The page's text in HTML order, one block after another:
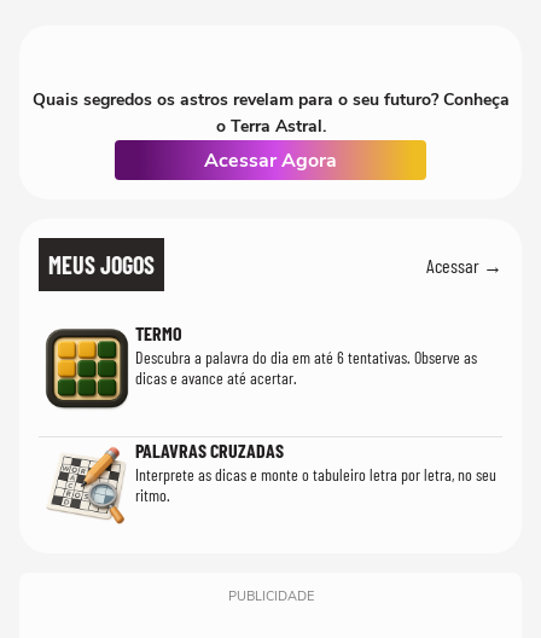
Quais segredos os astros revelam para o seu futuro? Conheça
o Terra Astral.
Acessar Agora
MEUS JOGOS Acessar →
TERMO
Descubra a palavra do dia em até 6 tentativas. Observe as
dicas e avance até acertar.
PALAVRAS CRUZADAS
Interprete as dicas e monte o tabuleiro letra por letra, no seu
ritmo.
PUBLICIDADE